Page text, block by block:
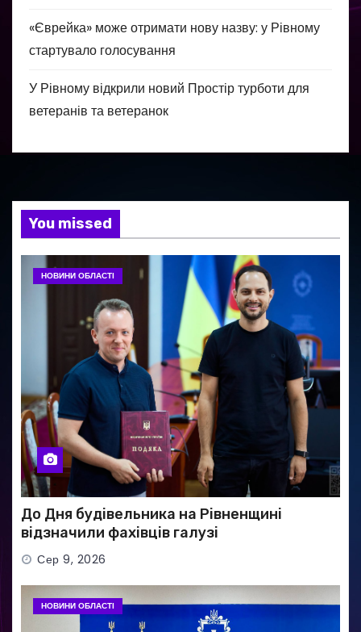
«Єврейка» може отримати нову назву: у Рівному
стартувало голосування
У Рівному відкрили новий Простір турботи для
ветеранів та ветеранок
You missed
НОВИНИ ОБЛАСТІ
До Дня будівельника на Рівненщині
відзначили фахівців галузі
Сер 9, 2026
НОВИНИ ОБЛАСТІ